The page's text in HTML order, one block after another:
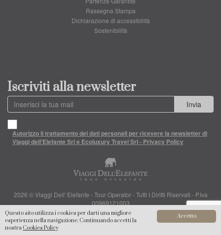
Accetto
Questo sito utilizza i cookies per darti una migliore
esperienza nella navigazione. Continuando accetti la
nostraCookies Policy
Rassegna Stampa
Dichiarazione di accessibilità
Sostenibilità
Iscriviti alla newsletter
Invia
Autorizzo il trattamento dei dati personali per ricevere la newsletter di
Viaggi dell'Elefante Srl e Ecoluxury Travel Srl - Privacy Policy
2026 © Viaggi Dell' Elefante - Tour Operator - Tutti I Diritti Riservati - P.Iva
00969121003